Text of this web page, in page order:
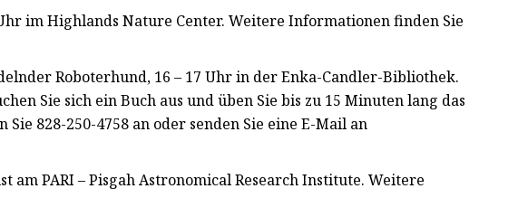
im Highlands Nature Center. Weitere Informationen finden Sie
Roboterhund, 16 – 17 Uhr in der Enka-Candler-Bibliothek.
Sie sich ein Buch aus und üben Sie bis zu 15 Minuten lang das
828-250-4758 an oder senden Sie eine E-Mail an
am PARI – Pisgah Astronomical Research Institute. Weitere